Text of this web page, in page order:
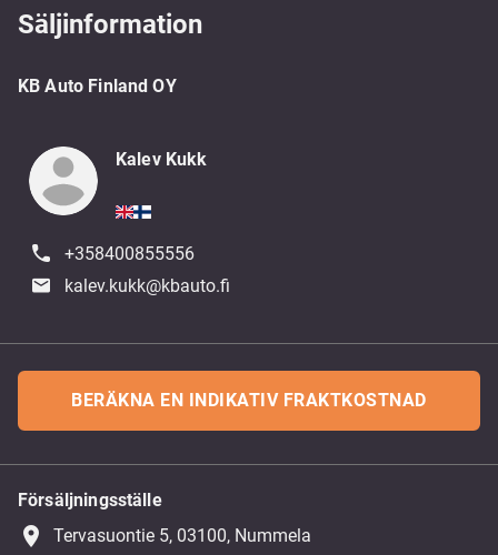
Säljinformation
KB Auto Finland OY
Kalev Kukk
+358400855556
kalev.kukk@kbauto.fi
BERÄKNA EN INDIKATIV FRAKTKOSTNAD
Försäljningsställe
place Tervasuontie 5, 03100, Nummela